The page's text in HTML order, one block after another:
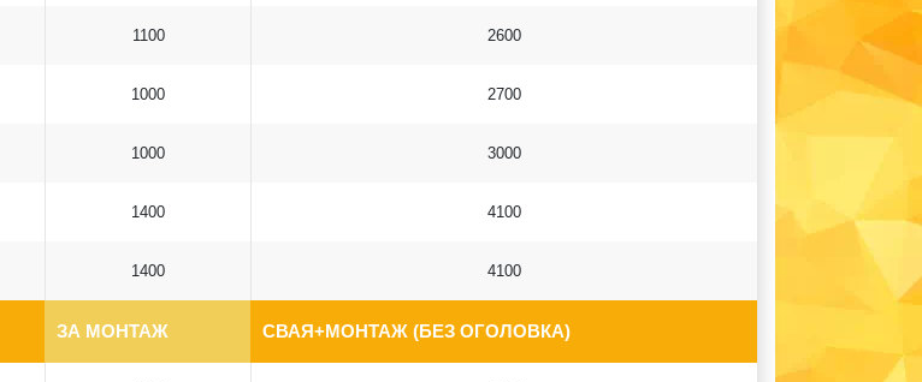
1100 2600
1000 2700
1000 3000
1400 4100
1400 4100
ЗА МОНТАЖ СВАЯ+МОНТАЖ (БЕЗ ОГОЛОВКА)